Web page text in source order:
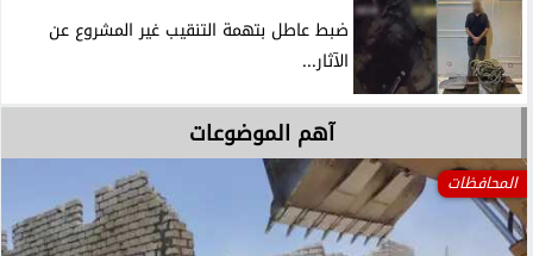
ضبط عاطل بتهمة التنقيب غير المشروع عن
الآثار...
آهم الموضوعات
المحافظات